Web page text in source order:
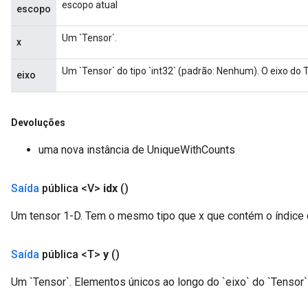
escopo escopo atual
x Um `Tensor`.
eixo Um `Tensor` do tipo `int32` (padrão: Nenhum). O eixo
Devoluções
uma nova instância de UniqueWithCounts
Saída pública <V> idx ()
Um tensor 1-D. Tem o mesmo tipo que x que contém o índice
Saída pública <T> y ()
Um `Tensor`. Elementos únicos ao longo do `eixo` do